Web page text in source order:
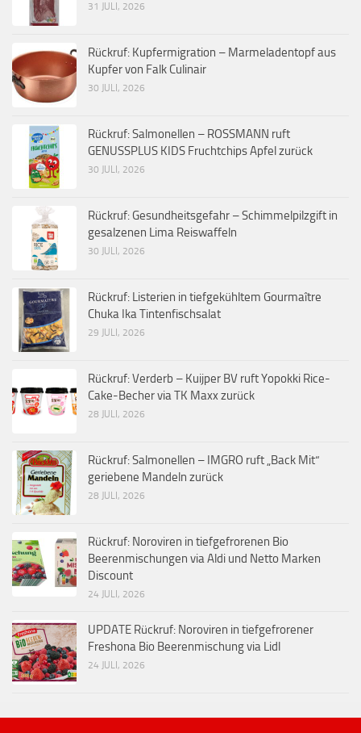
31 JULI, 2026
Rückruf: Kupfermigration – Marmeladentopf aus
Kupfer von Falk Culinair
30 JULI, 2026
Rückruf: Salmonellen – ROSSMANN ruft
GENUSSPLUS KIDS Fruchtchips Apfel zurück
30 JULI, 2026
Rückruf: Gesundheitsgefahr – Schimmelpilzgift in
gesalzenen Lima Reiswaffeln
30 JULI, 2026
Rückruf: Listerien in tiefgekühltem Gourmaître
Chuka Ika Tintenfischsalat
29 JULI, 2026
Rückruf: Verderb – Kuijper BV ruft Yopokki Rice-
Cake-Becher via TK Maxx zurück
28 JULI, 2026
Rückruf: Salmonellen – IMGRO ruft „Back Mit“
geriebene Mandeln zurück
28 JULI, 2026
Rückruf: Noroviren in tiefgefrorenen Bio
Beerenmischungen via Aldi und Netto Marken
Discount
24 JULI, 2026
UPDATE Rückruf: Noroviren in tiefgefrorener
Freshona Bio Beerenmischung via Lidl
24 JULI, 2026